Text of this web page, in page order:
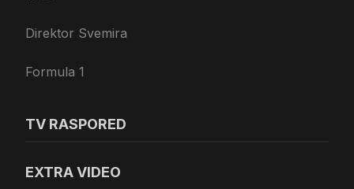
Direktor Svemira
Formula 1
TV RASPORED
EXTRA VIDEO